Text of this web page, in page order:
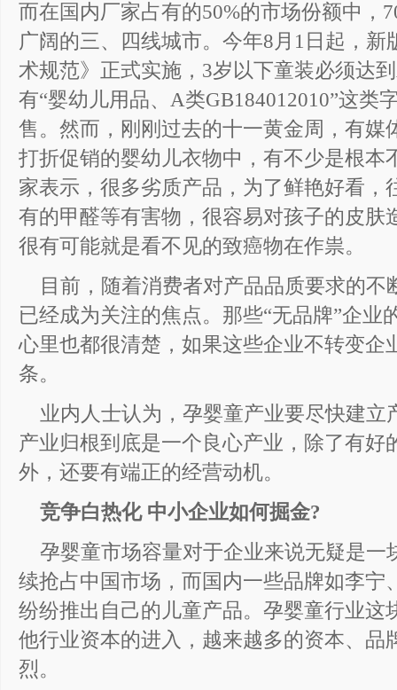
而在国内厂家占有的50%的市场份额中，
广阔的三、四线城市。今年8月1日起，
术规范》正式实施，3岁以下童装必须达
有“婴幼儿用品、A类GB184012010”这类
售。然而，刚刚过去的十一黄金周，有媒
打折促销的婴幼儿衣物中，有不少是根本
家表示，很多劣质产品，为了鲜艳好看，
有的甲醛等有害物，很容易对孩子的皮肤
很有可能就是看不见的致癌物在作祟。
目前，随着消费者对产品品质要求的
已经成为关注的焦点。那些“无品牌”企业
心里也都很清楚，如果这些企业不转变企
条。
业内人士认为，孕婴童产业要尽快建立
产业归根到底是一个良心产业，除了有好
外，还要有端正的经营动机。
竞争白热化 中小企业如何掘金?
孕婴童市场容量对于企业来说无疑是一
续抢占中国市场，而国内一些品牌如李宁
纷纷推出自己的儿童产品。孕婴童行业这
他行业资本的进入，越来越多的资本、品
烈。